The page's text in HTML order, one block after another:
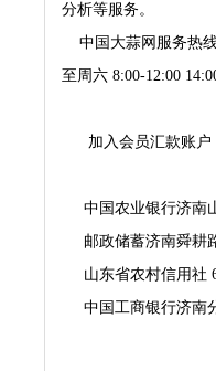
分析等服务。
中国大蒜网服务热线
至周六 8:00-12:00
加入会员汇款账户
中国农业银行济南山
邮政储蓄济南舜耕路
山东省农村信用社
中国工商银行济南分